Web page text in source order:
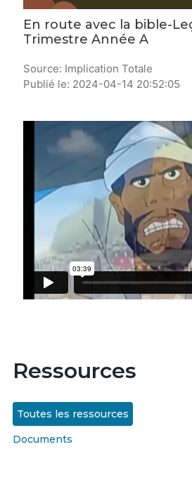
En route avec la bible-
Trimestre Année A
Source: Implication Totale
Publié le: 2024-04-14 20:52:05
Ressources
Toutes les ressources
Documents